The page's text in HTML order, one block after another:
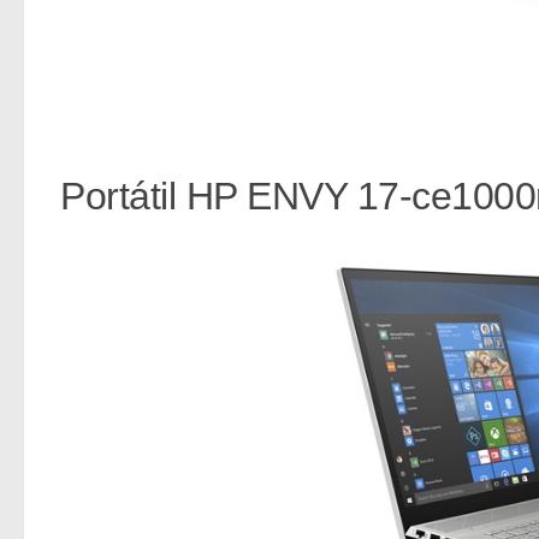
Portátil HP ENVY 17-